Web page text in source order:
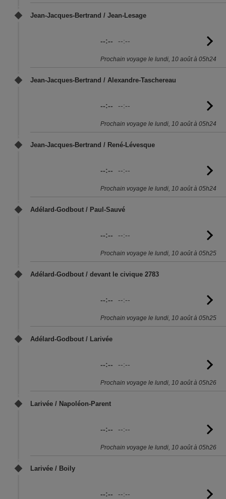
Jean-Jacques-Bertrand / Jean-Lesage
--:-- --:--
Prochain voyage le lundi, 10 août à 05h24
Jean-Jacques-Bertrand / Alexandre-Taschereau
--:-- --:--
Prochain voyage le lundi, 10 août à 05h24
Jean-Jacques-Bertrand / René-Lévesque
--:-- --:--
Prochain voyage le lundi, 10 août à 05h24
Adélard-Godbout / Paul-Sauvé
--:-- --:--
Prochain voyage le lundi, 10 août à 05h25
Adélard-Godbout / devant le civique 2783
--:-- --:--
Prochain voyage le lundi, 10 août à 05h25
Adélard-Godbout / Larivée
--:-- --:--
Prochain voyage le lundi, 10 août à 05h26
Larivée / Napoléon-Parent
--:-- --:--
Prochain voyage le lundi, 10 août à 05h26
Larivée / Boily
--:-- --:--